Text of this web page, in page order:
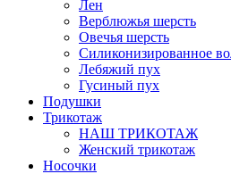
Лен
Верблюжья шерсть
Овечья шерсть
Силиконизированное
Лебяжий пух
Гусиный пух
Подушки
Трикотаж
НАШ ТРИКОТАЖ
Женский трикотаж
Носочки